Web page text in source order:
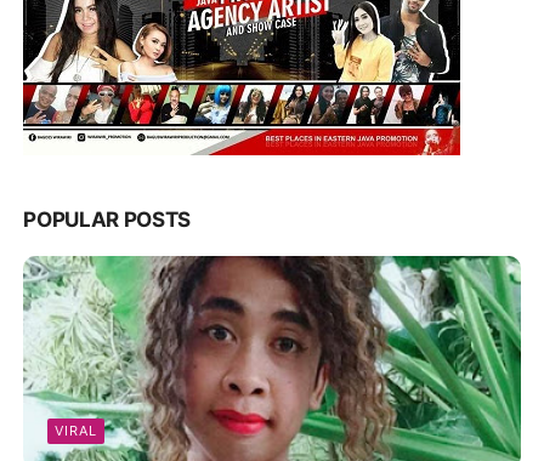
POPULAR POSTS
VIRAL